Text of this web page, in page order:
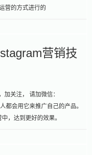
营的方式进行的
营销技
关注， 请加微信：
都会用它来推广自己的产品。
，达到更好的效果。